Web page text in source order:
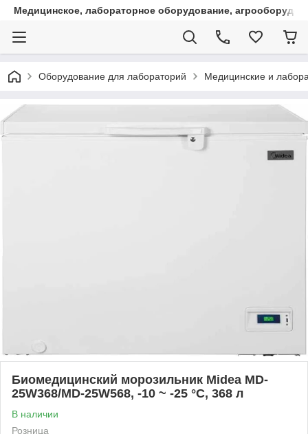
Медицинское, лабораторное оборудование,
Оборудование для лабораторий Медицинские и
Биомедицинский морозильник Midea MD-
25W368/MD-25W568, -10 ~ -25 °C, 368 л
В наличии
Розница